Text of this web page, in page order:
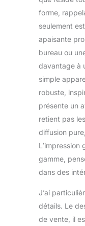
forme,
seulement
apaisante
bureau ou
davantage à
simple
robuste,
présente un
retient pas
diffusion
L’impression
gamme,
dans des
J’ai
détails. Le
de vente, il